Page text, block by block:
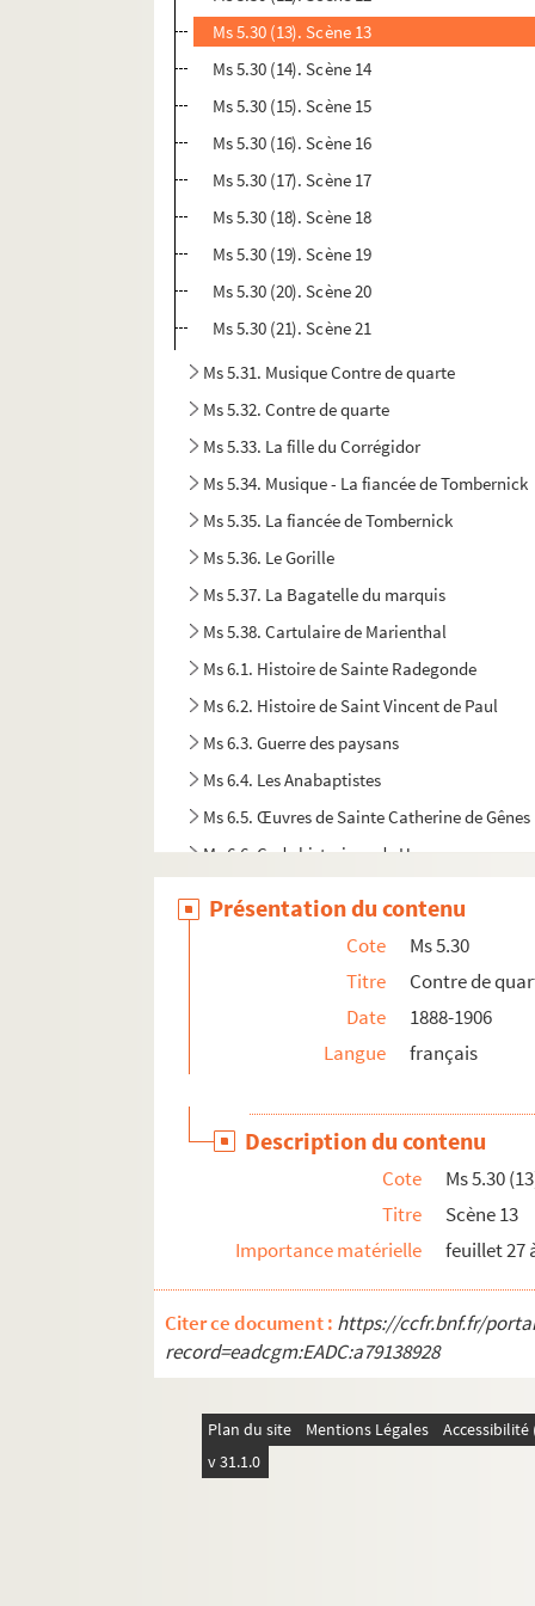
Ms 5.30 (13). Scène 13
Ms 5.30 (14). Scène 14
Ms 5.30 (15). Scène 15
Ms 5.30 (16). Scène 16
Ms 5.30 (17). Scène 17
Ms 5.30 (18). Scène 18
Ms 5.30 (19). Scène 19
Ms 5.30 (20). Scène 20
Ms 5.30 (21). Scène 21
Ms 5.31. Musique Contre de quarte
Ms 5.32. Contre de quarte
Ms 5.33. La fille du Corrégidor
Ms 5.34. Musique - La fiancée de Tombernick
Ms 5.35. La fiancée de Tombernick
Ms 5.36. Le Gorille
Ms 5.37. La Bagatelle du marquis
Ms 5.38. Cartulaire de Marienthal
Ms 6.1. Histoire de Sainte Radegonde
Ms 6.2. Histoire de Saint Vincent de Paul
Ms 6.3. Guerre des paysans
Ms 6.4. Les Anabaptistes
Ms 6.5. Œuvres de Sainte Catherine de Gênes
Ms 6.6. Code historique de Haguenau
Ms 6.13. Hexenwahn und Hexenprozesse in
Ms 6.14. Cahier de musique de Eugène
Ms 6.15. Cahier de musique de Eugène
Ms 6.16. Cahier de musique de Eugène
Ms 6.17. Cahier de musique de Eugène
Ms 6.18. Annales typographici, Annalen der
Ms 6.19. Haguenauer Tageliedtext
Ms 6.20. Lettre à Joséphine, Marie-Louise, à
Ms 6.21. Das Land Elsass
Ms 6.22. (…) von Merovinger Phit 8.
Ms 6.23. Copies de titres (…)
Présentation du contenu
Cote
Ms 5.30
Titre
Contre de
Date
1888-1906
Langue
français
Description du contenu
Cote
Ms 5.30
Titre
Scène 13
Importance matérielle
feuillet 27
Citer ce document : https://ccfr.bnf.fr/
record=eadcgm:EADC:a79138928
Plan du site Mentions Légales
v 31.1.0